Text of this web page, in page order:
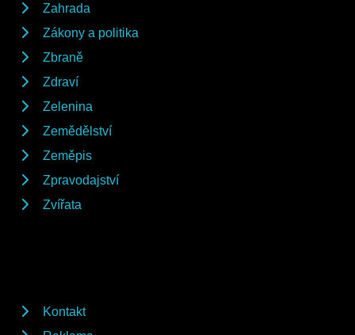
Zahrada
Zákony a politika
Zbraně
Zdraví
Zelenina
Zemědělství
Zeměpis
Zpravodajství
Zvířata
Kontakt